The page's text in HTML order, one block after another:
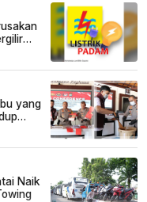
yang
Naik